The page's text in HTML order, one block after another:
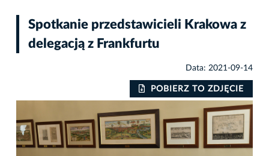
Spotkanie przedstawicieli Krakowa z
delegacją z Frankfurtu
Data: 2021-09-14
POBIERZ TO ZDJĘCIE